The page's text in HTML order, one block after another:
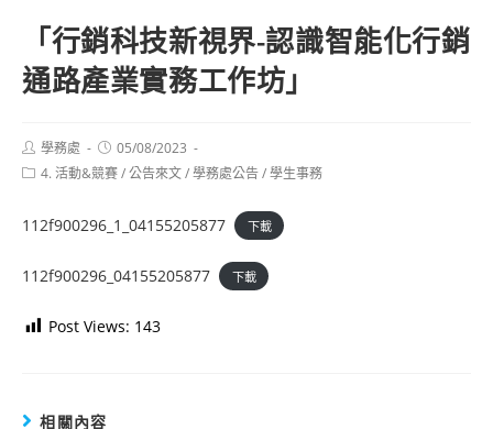
「行銷科技新視界-認識智能化行銷
通路產業實務工作坊」
Post
author:
學務處
Post
published:
05/08/2023
Post4. 活動&競賽/公告來文/學務處公告/學生事務
112f900296_1_04155205877 下載
112f900296_04155205877 下載
Post Views: 143
相關內容